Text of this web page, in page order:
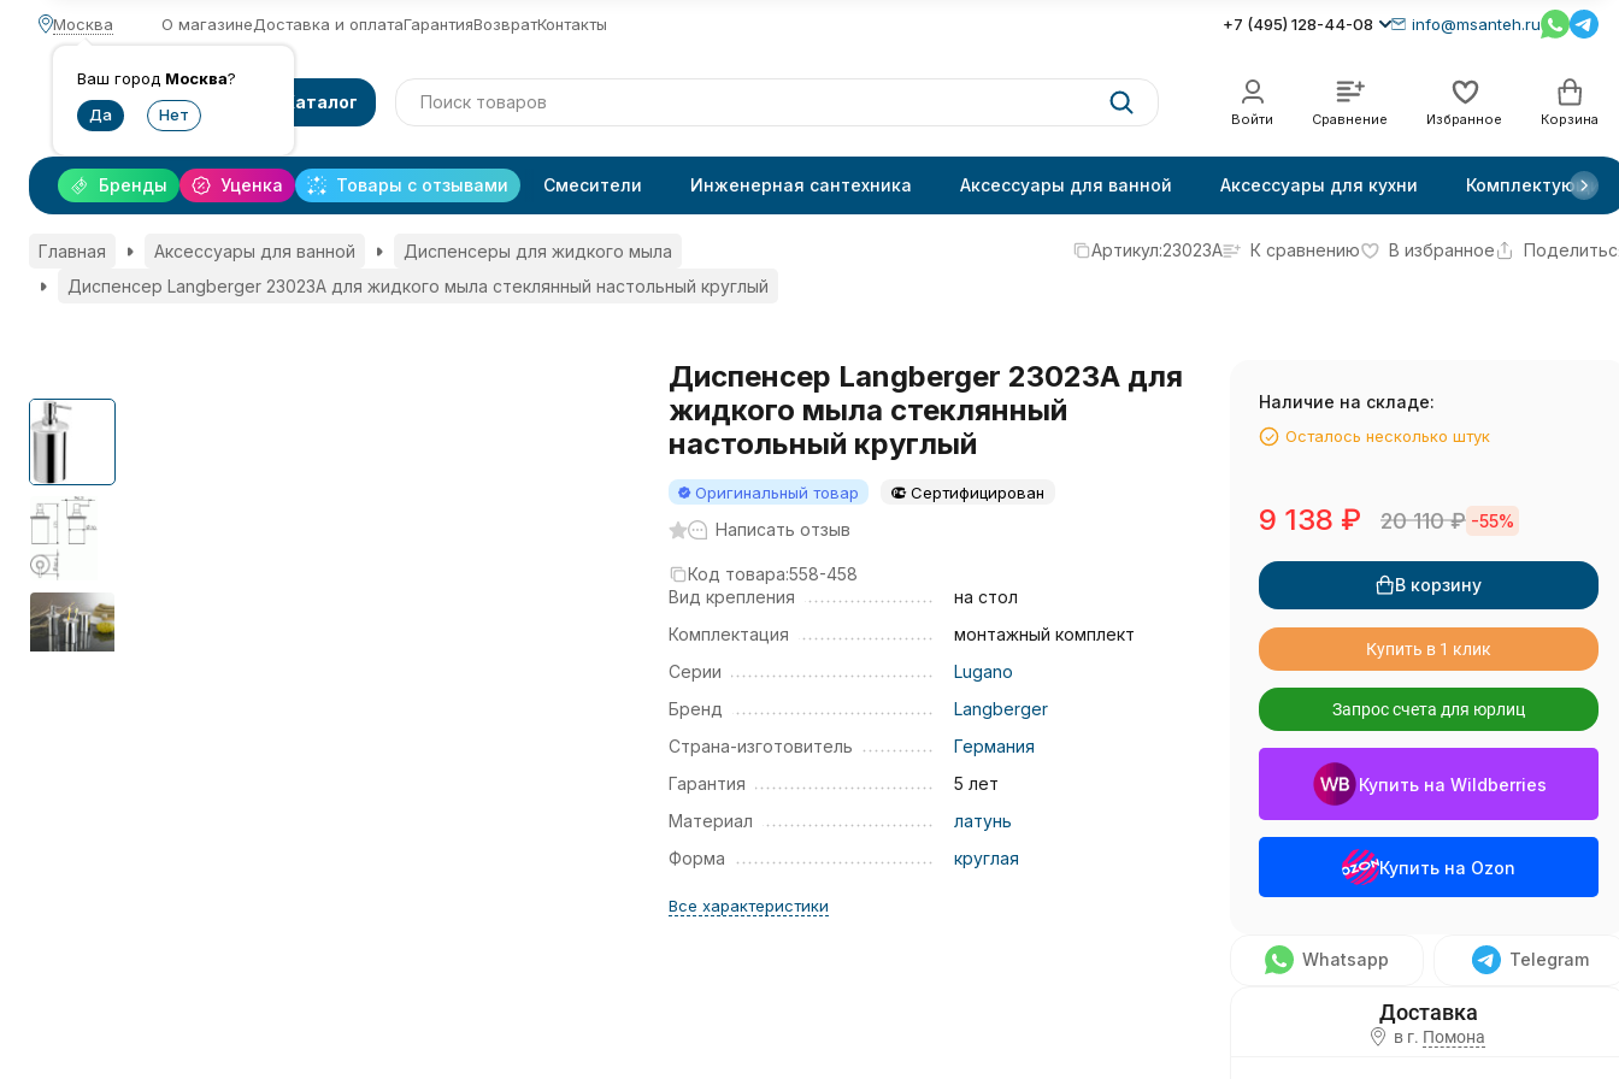
Москва
Ваш город Москва?
О магазинеДоставка и оплатаГарантияВозвратКонтакты +7 (495) 128-44-08 info@msanteh.ru
Каталог
Войти Сравнение Избранное Корзина
Уценка Товары с отзывами
Бренды Смесители Инженерная сантехника Аксессуары для ванной Аксессуары для кухни Комплектующие
Главная Аксессуары для ванной
Диспенсеры для жидкого мыла
Диспенсер Langberger 23023A для жидкого мыла стеклянный настольный круглый
Артикул:23023A К сравнению В избранное
Диспенсер Langberger 23023A для
жидкого мыла стеклянный
настольный круглый
Оригинальный товар Сертифицирован
Написать отзыв
Код товара:558-458
Вид крепления
на стол
Комплектация
монтажный комплект
Серии
Lugano
Бренд
Langberger
Страна-изготовитель
Германия
Гарантия
5 лет
Материал
латунь
Форма
круглая
Все характеристики
Наличие на складе:
Осталось несколько штук
9 138 ₽ 20 110₽ -55%
В корзину
Купить в 1 клик
Запрос счета для юрлиц
Купить на Wildberries
Купить на Ozon
Whatsapp Telegram
в г. Помона